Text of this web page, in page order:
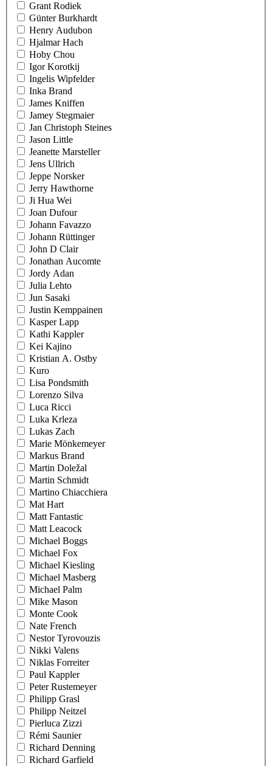
Grant Rodiek
Günter Burkhardt
Henry Audubon
Hjalmar Hach
Hoby Chou
Igor Korotkij
Ingelis Wipfelder
Inka Brand
James Kniffen
Jamey Stegmaier
Jan Christoph Steines
Jason Little
Jeanette Marsteller
Jens Ullrich
Jeppe Norsker
Jerry Hawthorne
Ji Hua Wei
Joan Dufour
Johann Favazzo
Johann Rüttinger
John D Clair
Jonathan Aucomte
Jordy Adan
Julia Lehto
Jun Sasaki
Justin Kemppainen
Kasper Lapp
Kathi Kappler
Kei Kajino
Kristian A. Ostby
Kuro
Lisa Pondsmith
Lorenzo Silva
Luca Ricci
Luka Krleza
Lukas Zach
Marie Mönkemeyer
Markus Brand
Martin Doležal
Martin Schmidt
Martino Chiacchiera
Mat Hart
Matt Fantastic
Matt Leacock
Michael Boggs
Michael Fox
Michael Kiesling
Michael Masberg
Michael Palm
Mike Mason
Monte Cook
Nate French
Nestor Tyrovouzis
Nikki Valens
Niklas Forreiter
Paul Kappler
Peter Rustemeyer
Philipp Grasl
Philipp Neitzel
Pierluca Zizzi
Rémi Saunier
Richard Denning
Richard Garfield